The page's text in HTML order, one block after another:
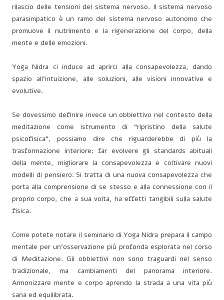
rilascio delle tensioni del sistema nervoso. Il sistema nervoso
parasimpatico è un ramo del sistema nervoso autonomo che
promuove il nutrimento e la rigenerazione del corpo, della
mente e delle emozioni.
Yoga Nidra ci induce ad aprirci alla consapevolezza, dando
spazio all’intuizione, alle soluzioni, alle visioni innovative e
evolutive.
Se dovessimo definire invece un obbiettivo nel contesto della
meditazione come istrumento di “ripristino della salute
psicofisica”, possiamo dire che riguarderebbe di più la
trasformazione interiore: far evolvere gli standards abituali
della mente, migliorare la consapevolezza e coltivare nuovi
modelli di pensiero. Si tratta di una nuova consapevolezza che
porta alla comprensione di se stesso e alla connessione con il
proprio corpo, che a sua volta, ha effetti tangibili sulla salute
fisica.
Come potete notare il seminario di Yoga Nidra prepara il campo
mentale per un’osservazione più profonda esplorata nel corso
di Meditazione. Gli obbiettivi non sono traguardi nel senso
tradizionale, ma cambiamenti del panorama interiore.
Armonizzare mente e corpo aprendo la strada a una vita più
sana ed equilibrata.